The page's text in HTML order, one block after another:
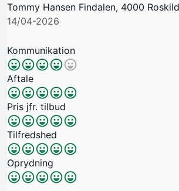
Tommy Hansen Findalen, 4000
14/04-2026
Kommunikation
Aftale
Pris jfr. tilbud
Tilfredshed
Oprydning